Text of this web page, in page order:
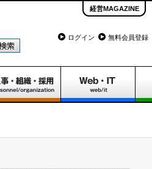
経営MAGAZINE
ログイン 無料会員登録